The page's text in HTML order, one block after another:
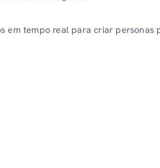
em tempo real para criar personas